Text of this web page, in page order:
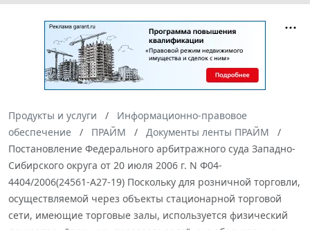
Продукты и услуги
Информационно-правовое
обеспечение
ПРАЙМ
Документы ленты ПРАЙМ
Постановление Федерального арбитражного суда Западно-
Сибирского округа от 20 июля 2006 г. N Ф04-
4404/2006(24561-А27-19) Поскольку для розничной торговли,
осуществляемой через объекты стационарной торговой
сети, имеющие торговые залы, используется физический